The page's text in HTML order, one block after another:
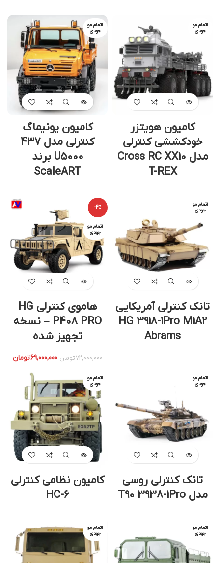
اتمام مو
جودی
کامیون هویتزر
خودکششی کنترلی
مدل Cross RC XX10
T-REX
اتمام مو
جودی
کامیون یونیماگ
کنترلی مدل 437
U5000 برند
ScaleART
اتمام مو
جودی
تانک کنترلی آمریکایی
HG 3918-1Pro M1A2
Abrams
-4%
اتمام مو
جودی
هاموی کنترلی HG
P408 PRO – نسخه
تجهیز شده
72,000,000تومان 69,000,000تومان
اتمام مو
جودی
تانک کنترلی روسی
مدل T90 3938-1Pro
اتمام مو
جودی
کامیون نظامی کنترلی
HC-6
اتمام مو
جودی
اتمام مو
جودی